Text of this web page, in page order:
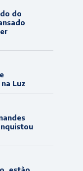
do
Luz